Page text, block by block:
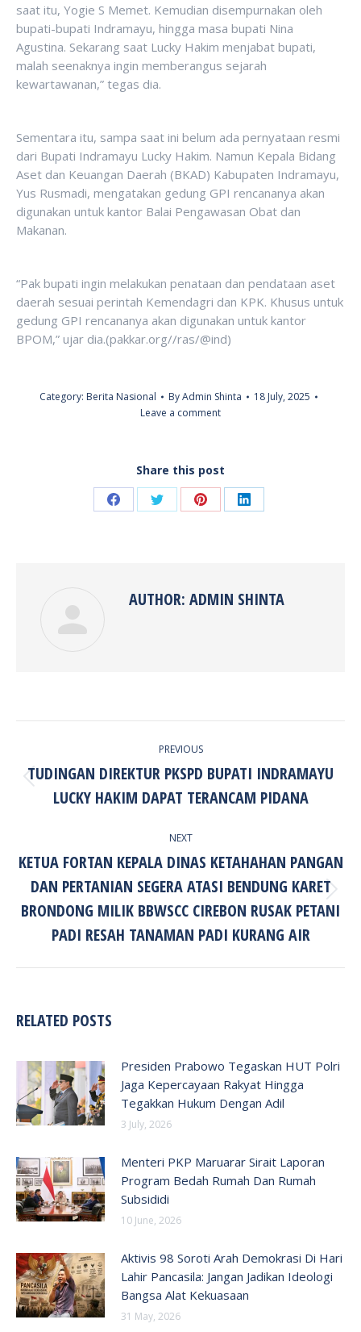
saat itu, Yogie S Memet. Kemudian disempurnakan oleh
bupati-bupati Indramayu, hingga masa bupati Nina
Agustina. Sekarang saat Lucky Hakim menjabat bupati,
malah seenaknya ingin memberangus sejarah
kewartawanan,” tegas dia.
Sementara itu, sampa saat ini belum ada pernyataan resmi
dari Bupati Indramayu Lucky Hakim. Namun Kepala Bidang
Aset dan Keuangan Daerah (BKAD) Kabupaten Indramayu,
Yus Rusmadi, mengatakan gedung GPI rencananya akan
digunakan untuk kantor Balai Pengawasan Obat dan
Makanan.
“Pak bupati ingin melakukan penataan dan pendataan aset
daerah sesuai perintah Kemendagri dan KPK. Khusus untuk
gedung GPI rencananya akan digunakan untuk kantor
BPOM,” ujar dia.(pakkar.org//ras/@ind)
Category: Berita Nasional ByAdmin Shinta
18 July, 2025
Leave a comment
Share this post
Share Share Share Share
AUTHOR: ADMIN SHINTA
PREVIOUS
Previous
post:
TUDINGAN DIREKTUR PKSPD BUPATI INDRAMAYU
LUCKY HAKIM DAPAT TERANCAM PIDANA
NEXT
Next
post:
KETUA FORTAN KEPALA DINAS KETAHAHAN PANGAN
DAN PERTANIAN SEGERA ATASI BENDUNG KARET
BRONDONG MILIK BBWSCC CIREBON RUSAK PETANI
PADI RESAH TANAMAN PADI KURANG AIR
RELATED POSTS
Presiden Prabowo Tegaskan HUT Polri
Jaga Kepercayaan Rakyat Hingga
Tegakkan Hukum Dengan Adil
3 July, 2026
Menteri PKP Maruarar Sirait Laporan
Program Bedah Rumah Dan Rumah
Subsididi
10 June, 2026
Aktivis 98 Soroti Arah Demokrasi Di Hari
Lahir Pancasila: Jangan Jadikan Ideologi
Bangsa Alat Kekuasaan
31 May, 2026